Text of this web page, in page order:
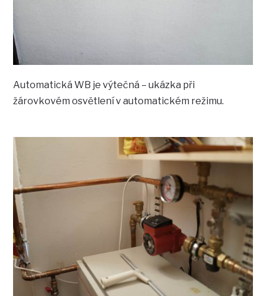
Automatická WB je výtečná – ukázka při
žárovkovém osvětlení v automatickém režimu.